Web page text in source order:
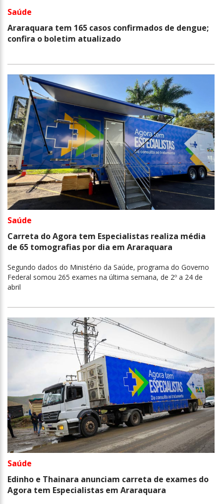
Saúde
Araraquara tem 165 casos confirmados de dengue;
confira o boletim atualizado
Saúde
Carreta do Agora tem Especialistas realiza média
de 65 tomografias por dia em Araraquara
Segundo dados do Ministério da Saúde, programa do Governo
Federal somou 265 exames na última semana, de 2º a 24 de
abril
Saúde
Edinho e Thainara anunciam carreta de exames do
Agora tem Especialistas em Araraquara